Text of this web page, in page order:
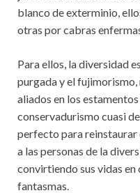
blanco de exterminio,
otras por cabras
Para ellos, la diversidad
purgada y el fujimorismo,
aliados en los
conservadurismo cuasi
perfecto para
a las personas de la
convirtiendo sus vidas en
fantasmas.